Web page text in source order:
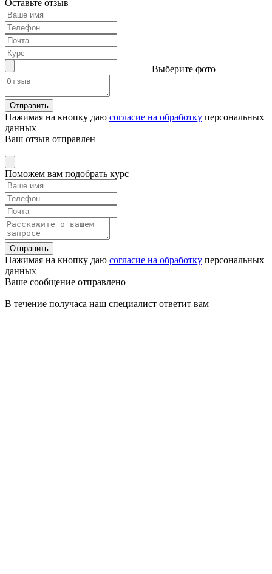
Оставьте отзыв
Выберите фото
Отправить
Нажимая на кнопку даю согласие на обработку персональных
данных
Ваш отзыв отправлен
Поможем вам подобрать курс
Отправить
Нажимая на кнопку даю согласие на обработку персональных
данных
Ваше сообщение отправлено
В течение получаса наш специалист ответит вам